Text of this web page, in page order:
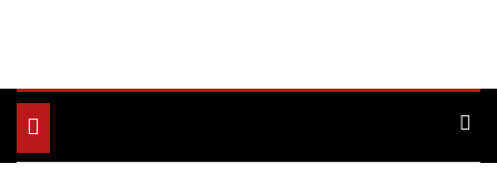
Toggle
navigation